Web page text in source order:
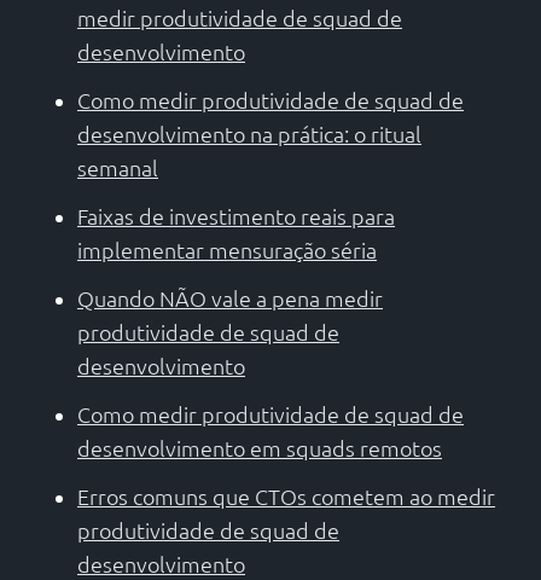
medir produtividade de squad de
desenvolvimento
Como medir produtividade de squad de
desenvolvimento na prática: o ritual
semanal
Faixas de investimento reais para
implementar mensuração séria
Quando NÃO vale a pena medir
produtividade de squad de
desenvolvimento
Como medir produtividade de squad de
desenvolvimento em squads remotos
Erros comuns que CTOs cometem ao medir
produtividade de squad de
desenvolvimento